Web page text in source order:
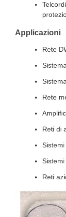
Applicazioni
Rete
Rete
Reti di
Reti